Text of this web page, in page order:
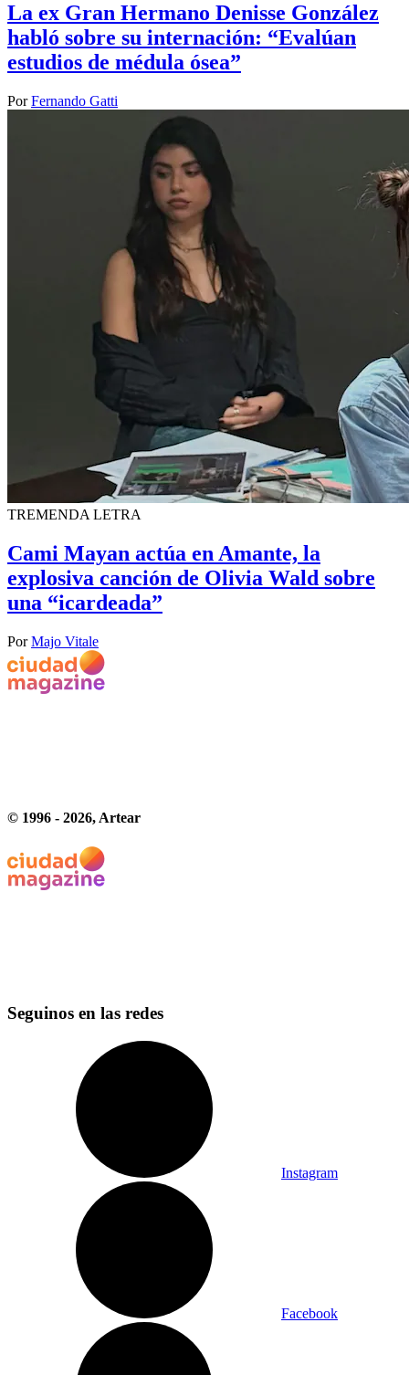
La ex Gran Hermano Denisse González
habló sobre su internación: “Evalúan
estudios de médula ósea”
PorFernando Gatti
TREMENDA LETRA
Cami Mayan actúa en Amante, la
explosiva canción de Olivia Wald sobre
una “icardeada”
PorMajo Vitale
© 1996 - 2026, Artear
Seguinos en las redes
Instagram
Facebook